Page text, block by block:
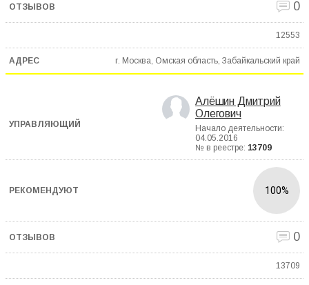
0
12553
г. Москва, Омская область, Забайкальский край
Алёшин Дмитрий
Олегович
Начало деятельности:
04.05.2016
№ в реестре: 13709
100%
0
13709